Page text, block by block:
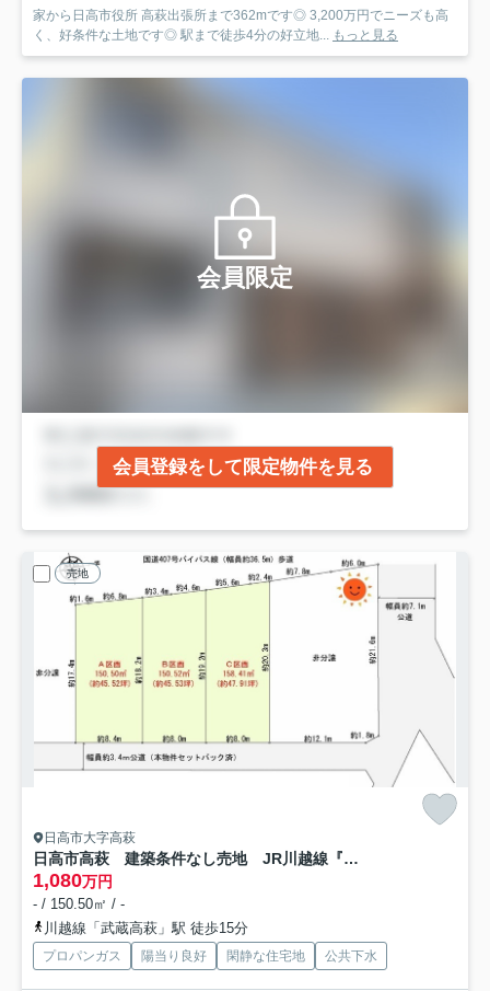
家から日高市役所 高萩出張所まで362mです◎ 3,200万円でニーズも高
く、好条件な土地です◎ 駅まで徒歩4分の好立地...
もっと見る
会員限定
会員登録をして限定物件を見る
売地
日高市大字高萩
日高市高萩 建築条件なし売地 JR川越線『武蔵高萩駅』徒歩15分 【高萩北小学区】
1,080万円
- / 150.50㎡ / -
川越線「武蔵高萩」駅 徒歩15分
プロパンガス 陽当り良好 閑静な住宅地 公共下水